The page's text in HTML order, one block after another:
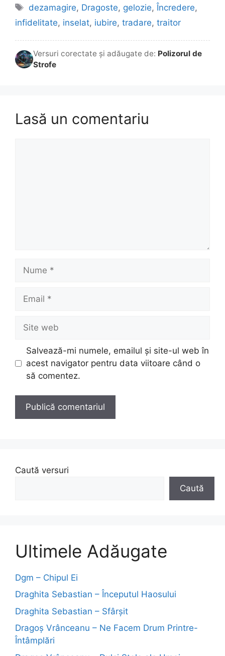
Etichete
dezamagire, Dragoste, gelozie, Încredere,
infidelitate, inselat, iubire, tradare, traitor
Versuri corectate și adăugate de: Polizorul de
Strofe
Lasă un comentariu
Nume
Email
Site
web
Salvează-mi numele, emailul și site-ul web în
acest navigator pentru data viitoare când o
să comentez.
Caută versuri
Caută
Ultimele Adăugate
Dgm – Chipul Ei
Draghita Sebastian – Începutul Haosului
Draghita Sebastian – Sfârșit
Dragoş Vrânceanu – Ne Facem Drum Printre-
Întâmplări